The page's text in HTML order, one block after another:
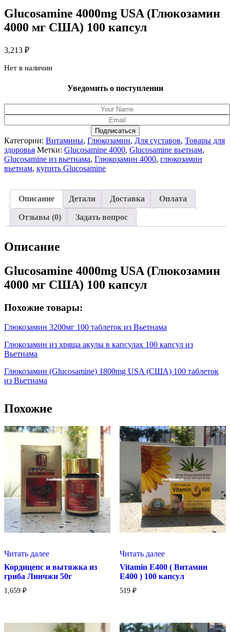
Glucosamine 4000mg USA (Глюкозамин
4000 мг США) 100 капсул
3,213 ₽
Нет в наличии
Уведомить о поступлении
Подписаться
Категории: Витамины, Глюкозамин, Для суставов, Товары для
здоровья Метки: Glucosamine 4000, Glucosamine вьетнам,
Glucosamine из вьетнама, Глюкозамин 4000, глюкозамин
вьетнам, купить Glucosamine
Описание Детали Доставка Оплата
Отзывы (0) Задать вопрос
Описание
Glucosamine 4000mg USA (Глюкозамин
4000 мг США) 100 капсул
Похожие товары:
Глюкозамин 3200мг 100 таблеток из Вьетнама
Глюкозамин из хряща акулы в капсулах 100 капсул из
Вьетнама
Глюкозамин (Glucosamine) 1800mg USA (США) 100 таблеток
из Вьетнама
Похожие
Читать далее
Кордицепс и вытяжка из
гриба Линчжи 50г
1,659 ₽
Читать далее
Vitamin E400 ( Витамин
Е400 ) 100 капсул
519 ₽